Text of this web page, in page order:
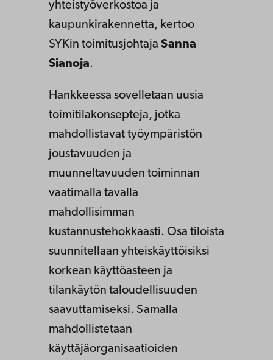
yhteistyöverkostoa ja
kaupunkirakennetta, kertoo
SYKin toimitusjohtaja Sanna
Sianoja.
Hankkeessa sovelletaan uusia
toimitilakonsepteja, jotka
mahdollistavat työympäristön
joustavuuden ja
muunneltavuuden toiminnan
vaatimalla tavalla
mahdollisimman
kustannustehokkaasti. Osa tiloista
suunnitellaan yhteiskäyttöisiksi
korkean käyttöasteen ja
tilankäytön taloudellisuuden
saavuttamiseksi. Samalla
mahdollistetaan
käyttäjäorganisaatioiden